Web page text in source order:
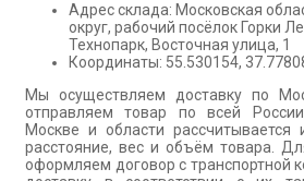
Адрес склада: Московская
округ, рабочий посёлок Горки
Технопарк, Восточная улица, 1
Координаты: 55.530154,
Мы осуществляем доставку по
отправляем товар по всей
Москве и области рассчитывается
расстояние, вес и объём товара.
оформляем договор с транспортной